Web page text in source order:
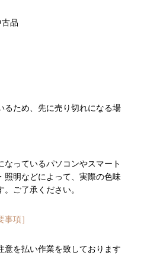
品
ため、先に売り切れになる場
っているパソコンやスマート
照明などによって、実際の色味
ご了承ください。
事項］
意を払い作業を致しております